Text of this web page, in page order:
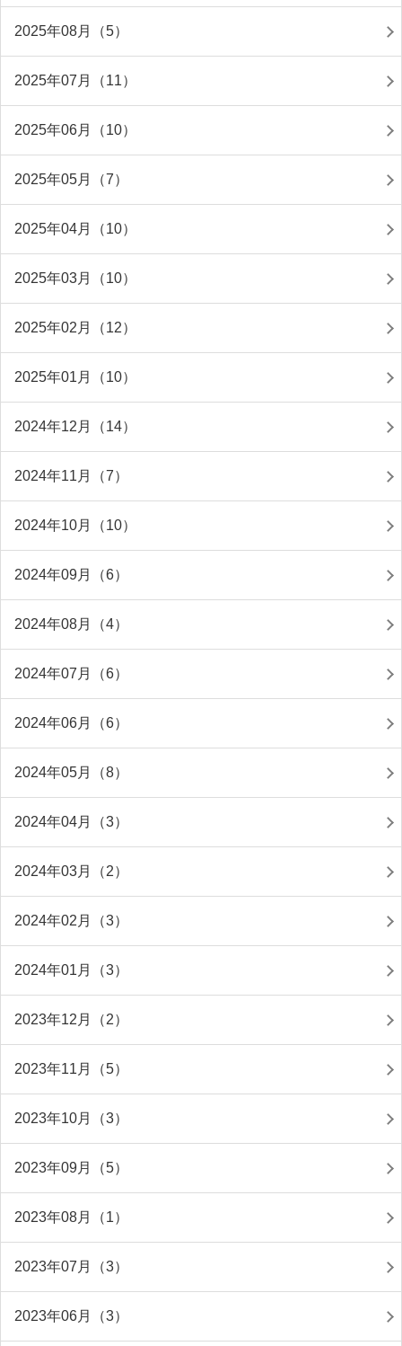
2025年08月（5）
2025年07月（11）
2025年06月（10）
2025年05月（7）
2025年04月（10）
2025年03月（10）
2025年02月（12）
2025年01月（10）
2024年12月（14）
2024年11月（7）
2024年10月（10）
2024年09月（6）
2024年08月（4）
2024年07月（6）
2024年06月（6）
2024年05月（8）
2024年04月（3）
2024年03月（2）
2024年02月（3）
2024年01月（3）
2023年12月（2）
2023年11月（5）
2023年10月（3）
2023年09月（5）
2023年08月（1）
2023年07月（3）
2023年06月（3）